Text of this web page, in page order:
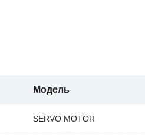
Модель
SERVO MOTOR